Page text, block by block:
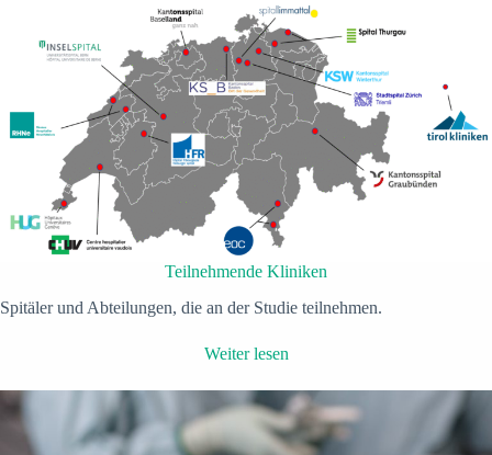
Teilnehmende Kliniken
Spitäler und Abteilungen, die an der Studie teilnehmen.
Weiter lesen